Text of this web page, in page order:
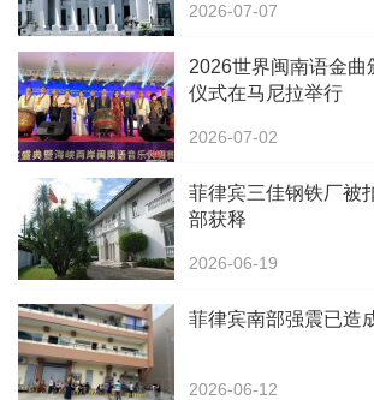
2026-07-07
2026世界闽南语金曲
仪式在马尼拉举行
2026-07-02
菲律宾三佳钢铁厂被
部获释
2026-06-19
菲律宾南部强震已造
2026-06-12